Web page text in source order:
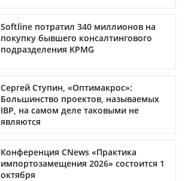
Softline потратил 340 миллионов на
покупку бывшего консалтингового
подразделения KPMG
Сергей Ступин, «Оптимакрос»:
Большинство проектов, называемых
IBP, на самом деле таковыми не
являются
Конференция CNews «Практика
импортозамещения 2026» состоится 1
октября